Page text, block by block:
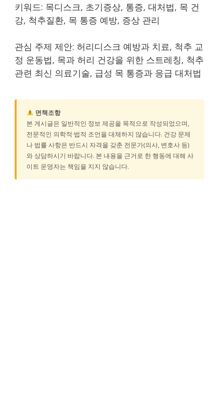
키워드: 목디스크, 초기증상, 통증, 대처법, 목 건
강, 척추질환, 목 통증 예방, 증상 관리
관심 주제 제안: 허리디스크 예방과 치료, 척추 교
정 운동법, 목과 허리 건강을 위한 스트레칭, 척추
관련 최신 의료기술, 급성 목 통증과 응급 대처법
면책조항
본 게시글은 일반적인 정보 제공을 목적으로 작성되었으며,
전문적인 의학적·법적 조언을 대체하지 않습니다. 건강 문제
나 법률 사항은 반드시 자격을 갖춘 전문가(의사, 변호사 등)
와 상담하시기 바랍니다. 본 내용을 근거로 한 행동에 대해 사
이트 운영자는 책임을 지지 않습니다.